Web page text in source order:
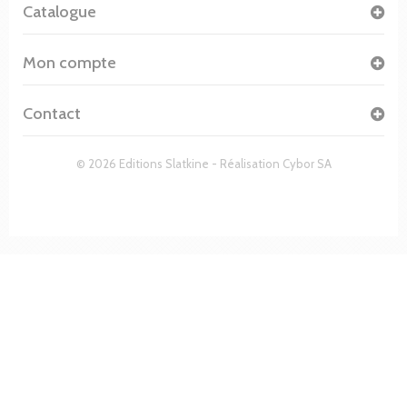
© 2026 Editions Slatkine - Réalisation Cybor SA
Catalogue
Mon compte
Contact